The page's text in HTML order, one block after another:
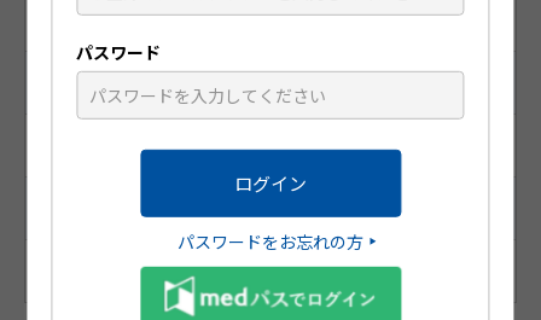
622930601
識別コード
HP219L
188-45700-9
パスワード
パスワードをお忘れの方